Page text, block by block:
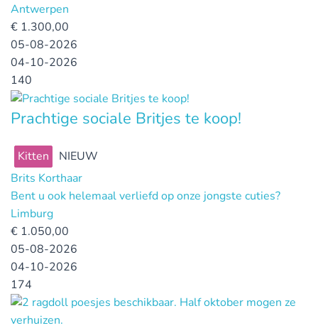
Antwerpen
€ 1.300,00
05-08-2026
04-10-2026
140
Prachtige sociale Britjes te koop!
Kitten
NIEUW
Brits Korthaar
Bent u ook helemaal verliefd op onze jongste cuties?
Limburg
€ 1.050,00
05-08-2026
04-10-2026
174